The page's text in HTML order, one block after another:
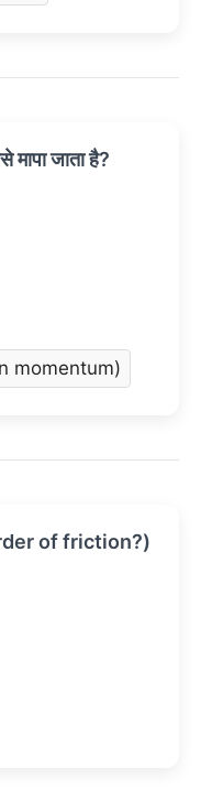
जाता है?
momentum)
of friction?)